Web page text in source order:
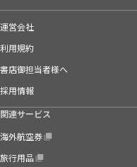
運営会社
利用規約
書店御担当者様へ
採用情報
関連サービス
海外航空券
旅行用品